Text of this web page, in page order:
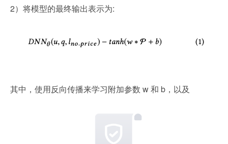
2）将模型的最终输出表示为:
其中，使用反向传播来学习附加参数 w 和 b，以及